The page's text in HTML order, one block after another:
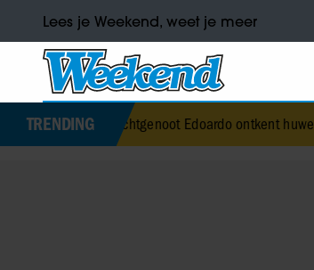
Lees je Weekend, weet je meer
TRENDING
echtgenoot Edoardo ontkent huwelijksproblemen•